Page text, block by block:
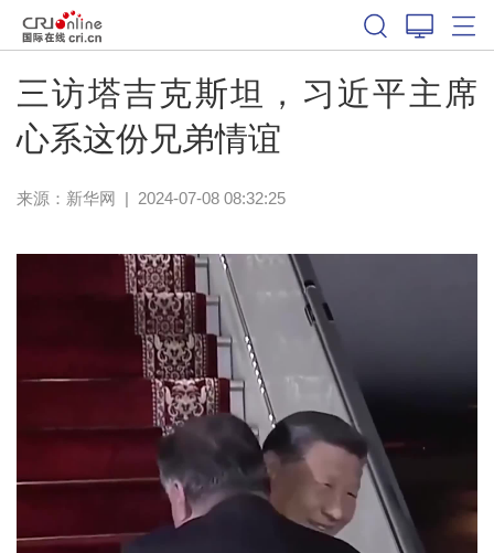
三访塔吉克斯坦，习近平主席
心系这份兄弟情谊
来源： 新华网 | 2024-07-08 08:32:25